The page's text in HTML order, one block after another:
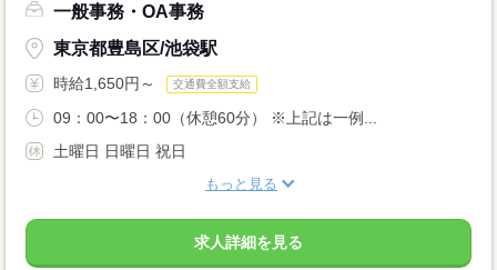
一般事務・OA事務
東京都豊島区/池袋駅
時給1,650円～ 交通費全額支給
09：00〜18：00（休憩60分） ※上記は一例...
土曜日 日曜日 祝日
もっと見る
求人詳細を見る